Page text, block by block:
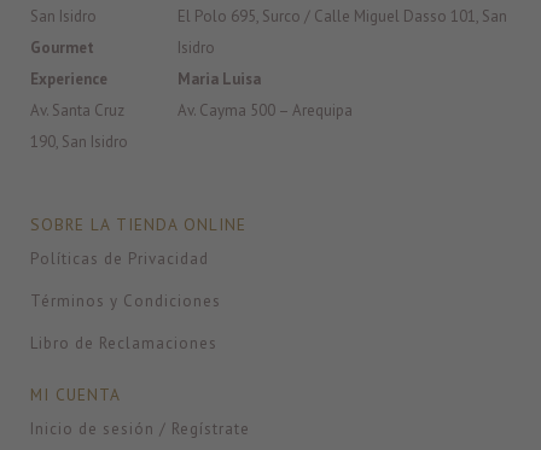
San Isidro
Gourmet
Experience
Av. Santa Cruz
190, San Isidro
El Polo 695, Surco / Calle Miguel Dasso 101, San
Isidro
Maria Luisa
Av. Cayma 500 – Arequipa
SOBRE LA TIENDA ONLINE
Políticas de Privacidad
Términos y Condiciones
Libro de Reclamaciones
MI CUENTA
Inicio de sesión / Regístrate